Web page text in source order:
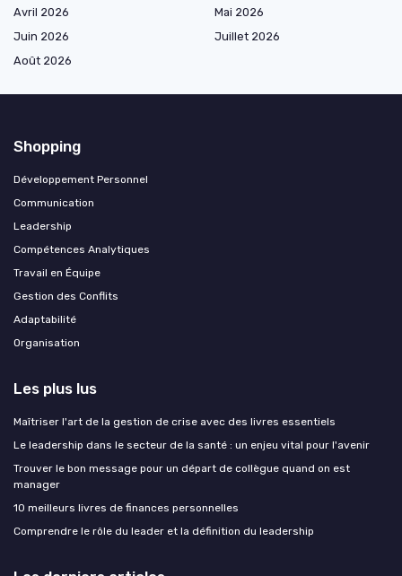
Avril 2026
Mai 2026
Juin 2026
Juillet 2026
Août 2026
Shopping
Développement Personnel
Communication
Leadership
Compétences Analytiques
Travail en Équipe
Gestion des Conflits
Adaptabilité
Organisation
Les plus lus
Maîtriser l'art de la gestion de crise avec des livres essentiels
Le leadership dans le secteur de la santé : un enjeu vital pour l'avenir
Trouver le bon message pour un départ de collègue quand on est
manager
10 meilleurs livres de finances personnelles
Comprendre le rôle du leader et la définition du leadership